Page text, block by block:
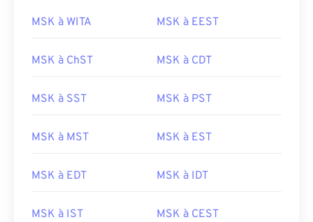
MSK à WITA MSK à EEST
MSK à ChST MSK à CDT
MSK à SST MSK à PST
MSK à MST MSK à EST
MSK à EDT MSK à IDT
MSK à IST MSK à CEST